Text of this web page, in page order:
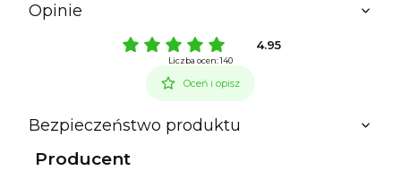
Opinie
4.95
Liczba ocen: 140
Oceń i opisz
Bezpieczeństwo produktu
Producent